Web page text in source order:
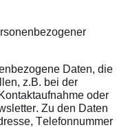
Daten, die
z.B. bei der
oder
Zu den Daten
Telefonnummer